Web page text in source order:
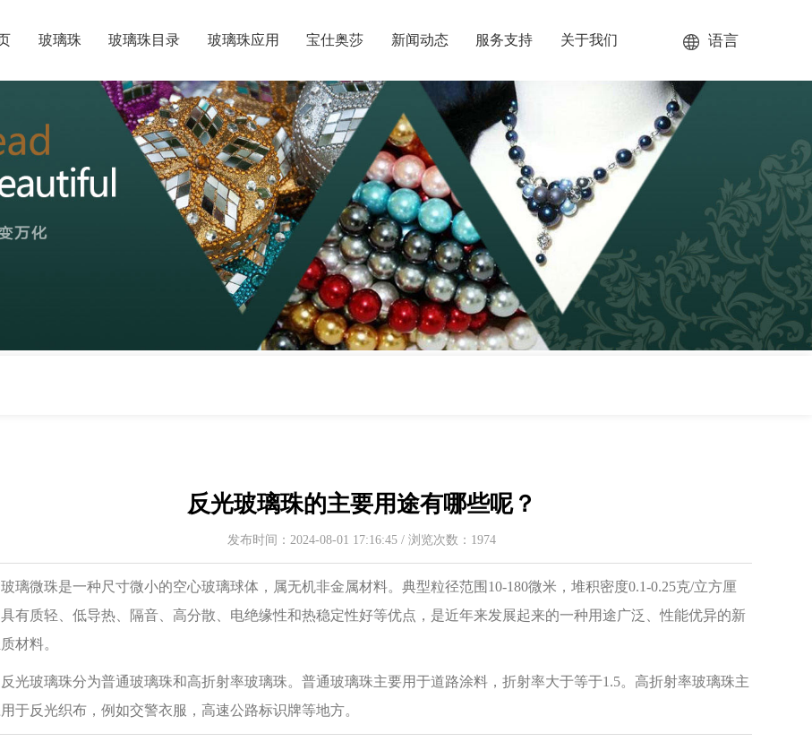
玻璃珠 玻璃珠目录 玻璃珠应用 宝仕奥莎 新闻动态 服务支持 关于我们 语言
反光玻璃珠的主要用途有哪些呢？
发布时间：2024-08-01 17:16:45 / 浏览次数：1974
微珠是一种尺寸微小的空心玻璃球体，属无机非金属材料。典型粒径范围10-180微米，堆积密度0.1-0.25克/立方厘
有质轻、低导热、隔音、高分散、电绝缘性和热稳定性好等优点，是近年来发展起来的一种用途广泛、性能优异的新
材料。
玻璃珠分为普通玻璃珠和高折射率玻璃珠。普通玻璃珠主要用于道路涂料，折射率大于等于1.5。高折射率玻璃珠主
于反光织布，例如交警衣服，高速公路标识牌等地方。